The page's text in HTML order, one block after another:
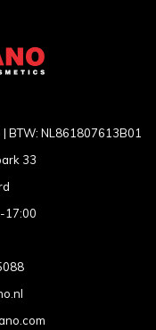
BTW: NL861807613B01
33
17:00